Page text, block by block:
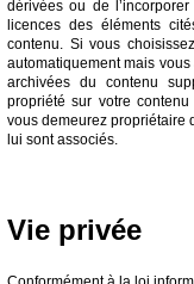
dérivées ou de
licences des éléments
contenu. Si vous
automatiquement mais
archivées du contenu
propriété sur votre contenu
vous demeurez propriétaire
lui sont associés.
Vie privée